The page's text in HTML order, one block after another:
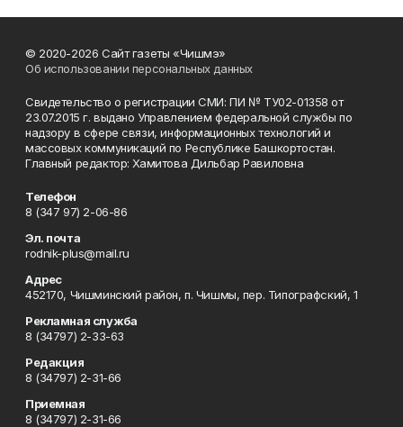
© 2020-2026 Сайт газеты «Чишмэ»
Об использовании персональных данных
Свидетельство о регистрации СМИ: ПИ № ТУ02-01358 от
23.07.2015 г. выдано Управлением федеральной службы по
надзору в сфере связи, информационных технологий и
массовых коммуникаций по Республике Башкортостан.
Главный редактор: Хамитова Дильбар Равиловна
Телефон
8 (347 97) 2-06-86
Эл. почта
rodnik-plus@mail.ru
Адрес
452170, Чишминский район, п. Чишмы, пер. Типографский, 1
Рекламная служба
8 (34797) 2-33-63
Редакция
8 (34797) 2-31-66
Приемная
8 (34797) 2-31-66